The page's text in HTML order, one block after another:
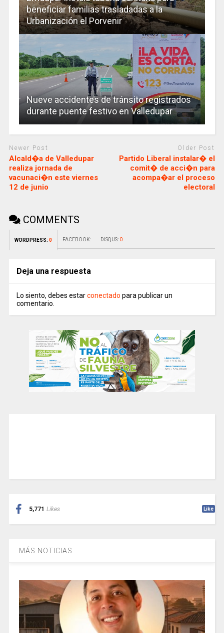
beneficiar familias trasladadas a la
Urbanización el Porvenir
Nueve accidentes de tránsito registrados
durante puente festivo en Valledupar
Newer Post
Alcald�a de Valledupar
realiza jornada de
vacunaci�n este viernes
12 de junio
Older Post
Partido Liberal instalar� el
comit� de acci�n para
acompa�ar el proceso
electoral
COMMENTS
WORDPRESS: 0 FACEBOOK: DISQUS: 0
Deja una respuesta
Lo siento, debes estarconectado para publicar un
comentario.
5,771 Likes Like
MÁS NOTICIAS